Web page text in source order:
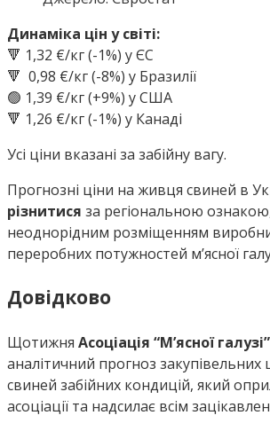
Динаміка цін у світі:
🔻 1,32 €/кг (-1%) у ЄС
🔻 0,98 €/кг (-8%) у Бразилії
🟢 1,39 €/кг (+9%) у США
🔻 1,26 €/кг (-1%) у Канаді
Усі ціни вказані за забійну вагу.
Прогнозні ціни на живця свиней в
різнитися за регіональною
неоднорідним розміщенням
переробних потужностей м’ясної
Довідково
Щотижня Асоціація “М’ясної галузі”
аналітичний прогноз закупівельних
свиней забійних кондицій, який
асоціації та надсилає всім